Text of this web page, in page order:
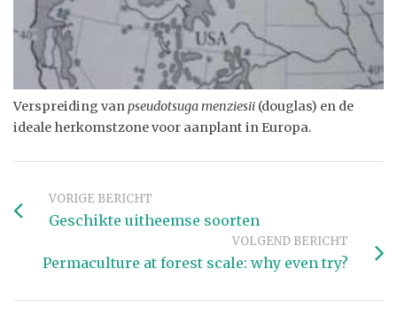
Verspreiding vanpseudotsuga menziesii (douglas) en de
ideale herkomstzone voor aanplant in Europa.
VORIGE BERICHT
Geschikte uitheemse soorten
VOLGEND BERICHT
Permaculture at forest scale: why even try?